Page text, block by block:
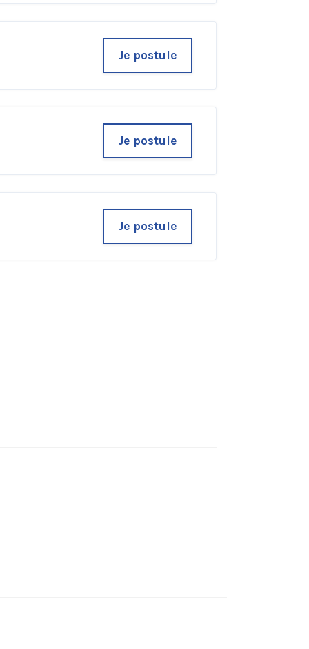
Je postule
Je postule
Je postule